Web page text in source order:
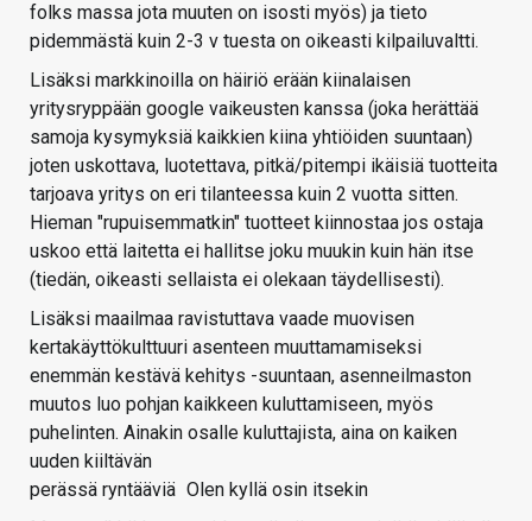
folks massa jota muuten on isosti myös) ja tieto
pidemmästä kuin 2-3 v tuesta on oikeasti kilpailuvaltti.
Lisäksi markkinoilla on häiriö erään kiinalaisen
yritysryppään google vaikeusten kanssa (joka herättää
samoja kysymyksiä kaikkien kiina yhtiöiden suuntaan)
joten uskottava, luotettava, pitkä/pitempi ikäisiä tuotteita
tarjoava yritys on eri tilanteessa kuin 2 vuotta sitten.
Hieman "rupuisemmatkin" tuotteet kiinnostaa jos ostaja
uskoo että laitetta ei hallitse joku muukin kuin hän itse
(tiedän, oikeasti sellaista ei olekaan täydellisesti).
Lisäksi maailmaa ravistuttava vaade muovisen
kertakäyttökulttuuri asenteen muuttamamiseksi
enemmän kestävä kehitys -suuntaan, asenneilmaston
muutos luo pohjan kaikkeen kuluttamiseen, myös
puhelinten. Ainakin osalle kuluttajista, aina on kaiken
uuden kiiltävän
perässä ryntääviä Olen kyllä osin itsekin